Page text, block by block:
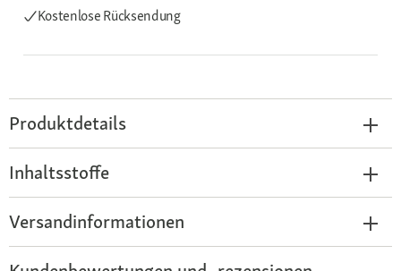
Kostenlose Rücksendung
Produktdetails
Inhaltsstoffe
Versandinformationen